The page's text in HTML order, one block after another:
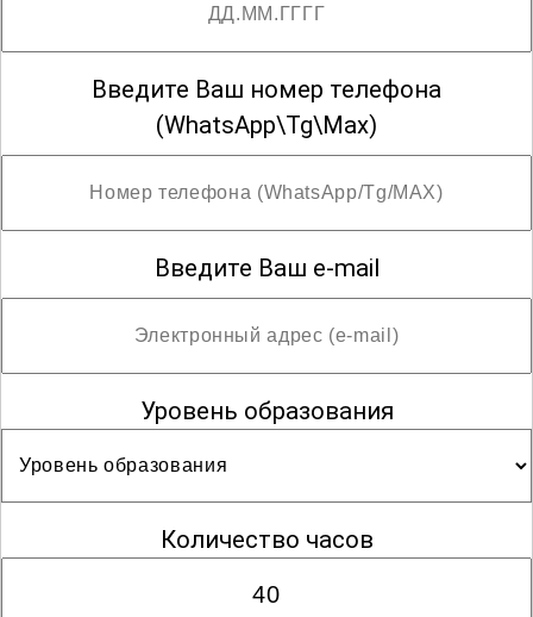
Введите Ваш номер телефона
(WhatsApp\Tg\Max)
Введите Ваш e-mail
Уровень образования
Количество часов